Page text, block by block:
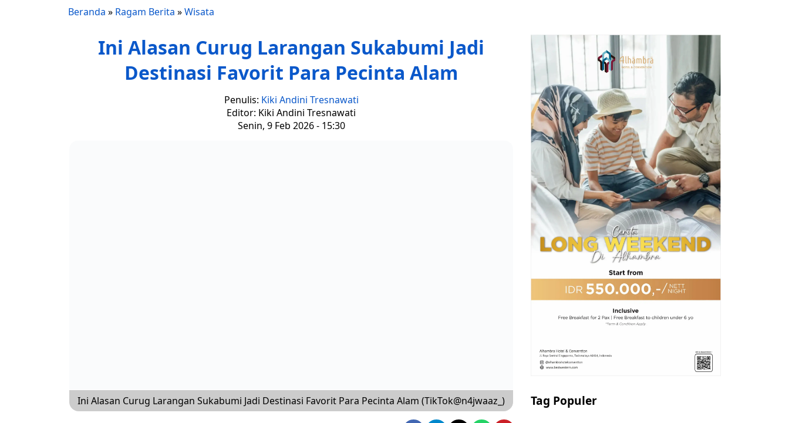
Beranda » Ragam Berita »Wisata
Ini Alasan Curug Larangan Sukabumi Jadi
Destinasi Favorit Para Pecinta Alam
Penulis: Kiki Andini Tresnawati
Editor: Kiki Andini Tresnawati
Senin, 9 Feb 2026 - 15:30
Ini Alasan Curug Larangan Sukabumi Jadi Destinasi Favorit Para Pecinta Alam (TikTok@n4jwaaz_) Tag Populer